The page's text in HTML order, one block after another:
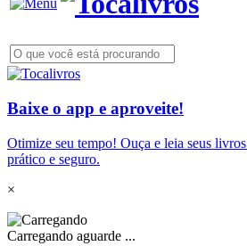
Baixe o app e aproveite!
Otimize seu tempo! Ouça e leia seus
prático e seguro.
×
Carregando aguarde ...